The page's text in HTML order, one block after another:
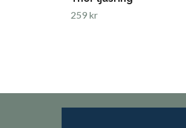
259 kr